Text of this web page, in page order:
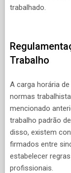
trabalhado.
Trabalho
A carga horária
normas
mencionado
trabalho padrão
disso, existem
firmados entre
estabelecer
profissionais.